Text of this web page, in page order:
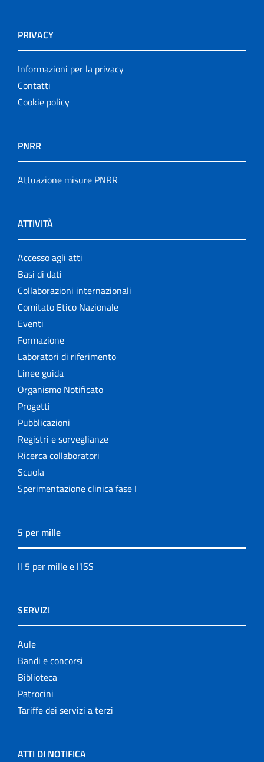
PRIVACY
Informazioni per la privacy
Contatti
Cookie policy
PNRR
Attuazione misure PNRR
ATTIVITÀ
Accesso agli atti
Basi di dati
Collaborazioni internazionali
Comitato Etico Nazionale
Eventi
Formazione
Laboratori di riferimento
Linee guida
Organismo Notificato
Progetti
Pubblicazioni
Registri e sorveglianze
Ricerca collaboratori
Scuola
Sperimentazione clinica fase I
5 per mille
Il 5 per mille e l'ISS
SERVIZI
Aule
Bandi e concorsi
Biblioteca
Patrocini
Tariffe dei servizi a terzi
ATTI DI NOTIFICA